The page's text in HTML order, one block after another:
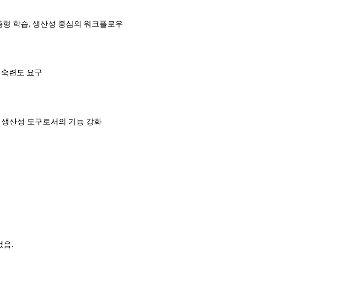
학습, 생산성 중심의 워크플로우
련도 요구
생산성 도구로서의 기능 강화
음.